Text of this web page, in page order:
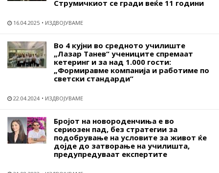
Струмичкиот се гради веќе 11 години
16.04.2025 ИЗДВОЈУВАМЕ
Во 4 кујни во средното училиште
„Лазар Танев“ учениците спремаат
кетеринг и за над 1.000 гости:
„Формиравме компанија и работиме по
светски стандарди“
22.04.2024 ИЗДВОЈУВАМЕ
Бројот на новороденчиња е во
сериозен пад, без стратегии за
подобрување на условите за живот ќе
дојде до затворање на училишта,
предупредуваат експертите